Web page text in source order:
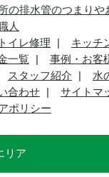
の排水管のつまりや
人
トイレ修理
キッチ
一覧
事例・お客
スタッフ紹介
水
合わせ
サイトマ
ポリシー
リア